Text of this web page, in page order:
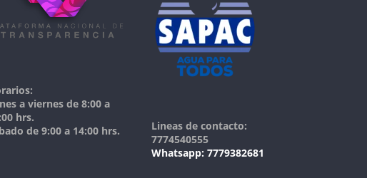
a viernes de 8:00 a
hrs.
de 9:00 a 14:00 hrs.
Lineas de contacto:
7774540555
Whatsapp: 7779382681